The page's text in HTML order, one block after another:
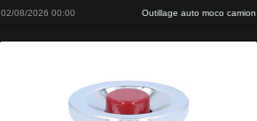
02/08/2026 00:00 Outillage auto moco camion